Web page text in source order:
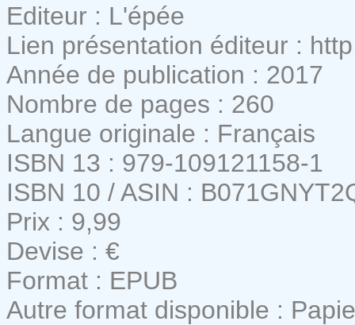
Editeur : L'épée
Lien présentation éditeur :
Année de publication : 2017
Nombre de pages : 260
Langue originale : Français
ISBN 13 : 979-109121158-1
ISBN 10 / ASIN :
Prix : 9,99
Devise : €
Format : EPUB
Autre format disponible :